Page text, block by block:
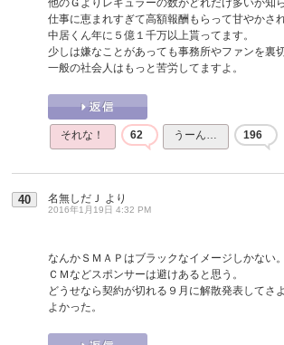
仕事に恵まれすぎて高額報酬もらって甘やかされ
中居くん年に５億１千万以上貰ってます。
少しは嫌なことがあっても事務所やファンを裏
一般の社会人はもっと苦労してますよ。
それな！ 62 うーん… 196
40 名無しだＪ より
2016年1月19日 4:32 PM
なんかＳＭＡＰはブラックなイメージしかない。
ＣＭなどスポンサーは避けあると思う。
どうせなら契約が切れる９月に解散発表してさ
よかった。